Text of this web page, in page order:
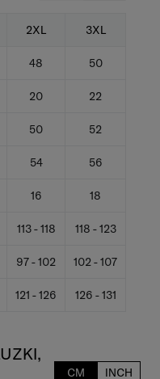
2XL 3XL
48 50
20 22
50 52
54 56
16 18
113 - 118 118 - 123
97 - 102 102 - 107
121 - 126 126 - 131
CM INCH